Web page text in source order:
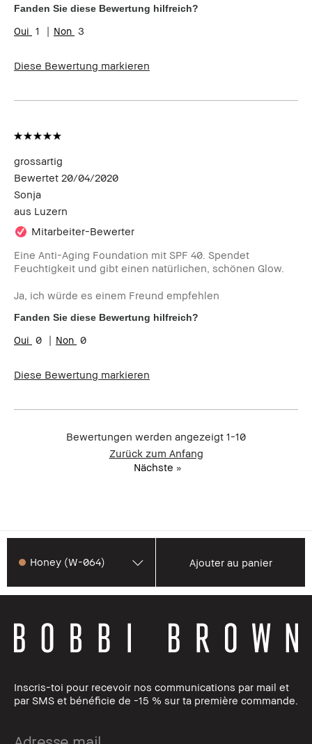
Hautton
Hell - Mittel
Produktvorteile
Fanden Sie diese Bewertung hilfreich?
1 3
Diese Bewertung markieren
grossartig
Bewertet 20/04/2020
Sonja
aus Luzern
Mitarbeiter-Bewerter
Eine Anti-Aging Foundation mit SPF 40. Spendet
Feuchtigkeit und gibt einen natürlichen, schönen Glow.
Ja, ich würde es einem Freund empfehlen
Fanden Sie diese Bewertung hilfreich?
0 0
Diese Bewertung markieren
Bewertungen werden angezeigt 1-10
Zurück zum Anfang
Nächste »
Honey (W-064) Ajouter au panier
Inscris-toi pour recevoir nos communications par mail et
par SMS et bénéficie de -15 % sur ta première commande.